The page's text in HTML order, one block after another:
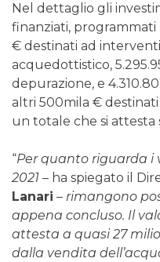
Nel dettaglio gli
finanziati, programmati
€ destinati ad
acquedottistico,
depurazione, e
altri 500mila €
un totale che si attesta
“Per quanto riguarda i
2021 – ha spiegato il
Lanari – rimangono
appena concluso. Il
attesta a quasi 27
dalla vendita